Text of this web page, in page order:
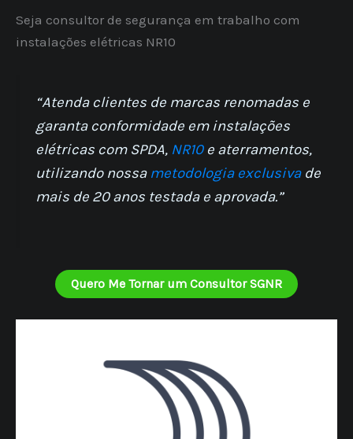
Seja consultor de segurança em trabalho com
instalações elétricas NR10
“Atenda clientes de marcas renomadas e
garanta conformidade em instalações
elétricas com SPDA, NR10e aterramentos,
utilizando nossa metodologia exclusiva de
mais de 20 anos testada e aprovada.”
Quero Me Tornar um Consultor SGNR